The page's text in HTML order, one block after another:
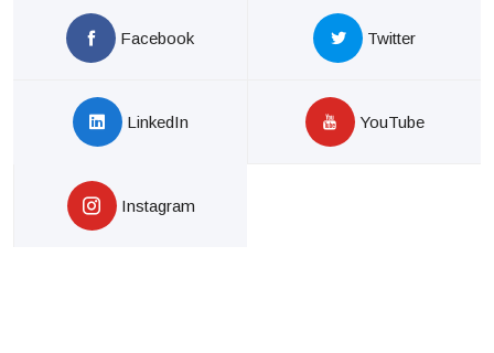
Facebook Twitter
LinkedIn YouTube
Instagram